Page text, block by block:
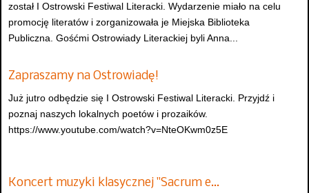
został I Ostrowski Festiwal Literacki. Wydarzenie miało na celu
promocję literatów i zorganizowała je Miejska Biblioteka
Publiczna. Gośćmi Ostrowiady Literackiej byli Anna...
Zapraszamy na Ostrowiadę!
Już jutro odbędzie się I Ostrowski Festiwal Literacki. Przyjdź i
poznaj naszych lokalnych poetów i prozaików.
https://www.youtube.com/watch?v=NteOKwm0z5E
Koncert muzyki klasycznej "Sacrum e…